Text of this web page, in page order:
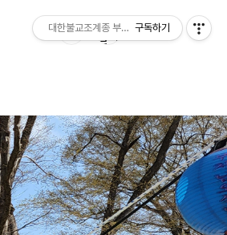
대한불교조계종 부여 무량사
구독하기